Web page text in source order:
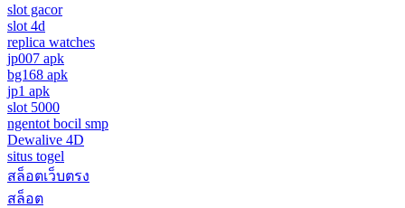
slot gacor
slot 4d
replica watches
jp007 apk
bg168 apk
jp1 apk
slot 5000
ngentot bocil smp
Dewalive 4D
situs togel
สล็อตเว็บตรง
สล็อต